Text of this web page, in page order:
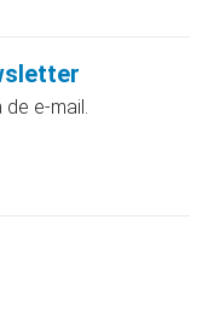
e-mail.